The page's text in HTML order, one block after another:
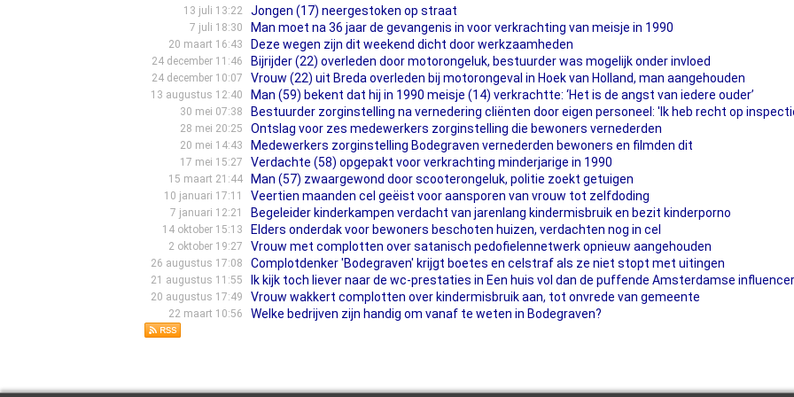
13 juli 13:22 Jongen (17) neergestoken op straat
7 juli 18:30 Man moet na 36 jaar de gevangenis in voor verkrachting van meisje in 1990
20 maart 16:43 Deze wegen zijn dit weekend dicht door werkzaamheden
24 december 11:46 Bijrijder (22) overleden door motorongeluk, bestuurder was mogelijk onder invloed
24 december 10:07 Vrouw (22) uit Breda overleden bij motorongeval in Hoek van Holland, man aangehouden
13 augustus 12:40 Man (59) bekent dat hij in 1990 meisje (14) verkrachtte: ‘Het is de angst van iedere ouder’
30 mei 07:38 Bestuurder zorginstelling na vernedering cliënten door eigen personeel: 'Ik heb recht op
28 mei 20:25 Ontslag voor zes medewerkers zorginstelling die bewoners vernederden
20 mei 14:43 Medewerkers zorginstelling Bodegraven vernederden bewoners en filmden dit
17 mei 15:27 Verdachte (58) opgepakt voor verkrachting minderjarige in 1990
15 maart 21:44 Man (57) zwaargewond door scooterongeluk, politie zoekt getuigen
10 januari 17:11 Veertien maanden cel geëist voor aansporen van vrouw tot zelfdoding
7 januari 12:21 Begeleider kinderkampen verdacht van jarenlang kindermisbruik en bezit kinderporno
14 oktober 15:13 Elders onderdak voor bewoners beschoten huizen, verdachten nog in cel
2 oktober 19:27 Vrouw met complotten over satanisch pedofielennetwerk opnieuw aangehouden
26 augustus 17:08 Complotdenker 'Bodegraven' krijgt boetes en celstraf als ze niet stopt met uitingen
21 augustus 11:55 Ik kijk toch liever naar de wc-prestaties in Een huis vol dan de puffende Amsterdamse
20 augustus 17:49 Vrouw wakkert complotten over kindermisbruik aan, tot onvrede van gemeente
22 maart 10:56 Welke bedrijven zijn handig om vanaf te weten in Bodegraven?